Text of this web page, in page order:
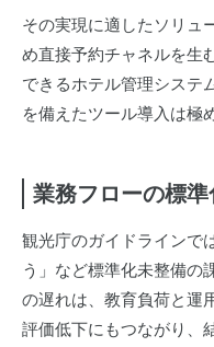
その実現に適したソリュ
め直接予約チャネルを生
できるホテル管理システ
を備えたツール導入は極
業務フローの標
観光庁のガイドラインで
う」など標準化未整備の
の遅れは、教育負荷と運
評価低下にもつながり、